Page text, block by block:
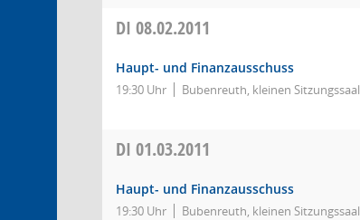
DI 08.02.2011
Haupt- und Finanzausschuss
19:30 Uhr Bubenreuth, kleinen Sitzungssaal
DI 01.03.2011
Haupt- und Finanzausschuss
19:30 Uhr Bubenreuth, kleinen Sitzungssaal